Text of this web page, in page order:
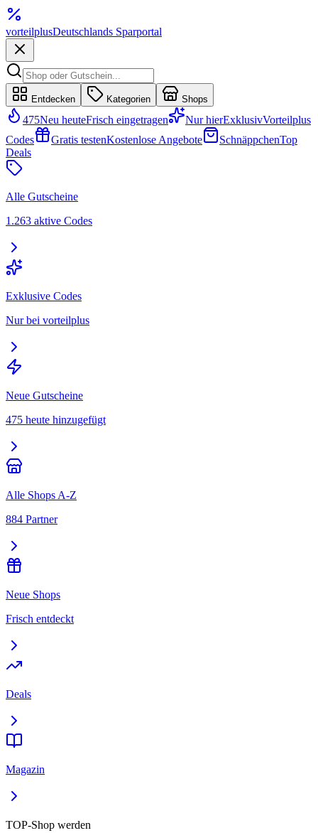
vorteilplusDeutschlands Sparportal
Entdecken Kategorien Shops
475Neu heuteFrisch eingetragen Nur hierExklusivVorteilplus
Codes
Gratis testenKostenlose Angebote SchnäppchenTop
Deals
Alle Gutscheine
1.263 aktive Codes
Exklusive Codes
Nur bei vorteilplus
Neue Gutscheine
475 heute hinzugefügt
Alle Shops A-Z
884 Partner
Neue Shops
Frisch entdeckt
Deals
Magazin
TOP-Shop werden